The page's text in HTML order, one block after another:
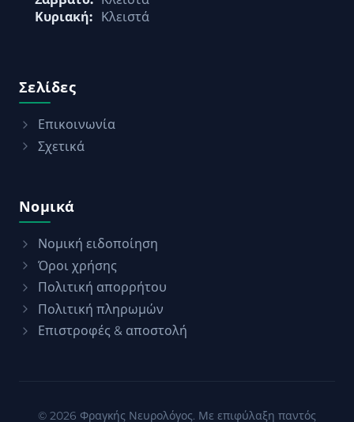
Κυριακή:
Κλειστά
Σελίδες
Επικοινωνία
Σχετικά
Νομικά
Νομική ειδοποίηση
Όροι χρήσης
Πολιτική απορρήτου
Πολιτική πληρωμών
Επιστροφές & αποστολή
© 2026 Φραγκής Νευρολόγος. Με επιφύλαξη παντός